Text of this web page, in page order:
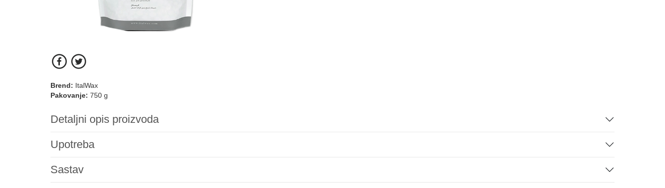
Brend: ItalWax
Pakovanje: 750 g
Detaljni opis proizvoda
Upotreba
Sastav